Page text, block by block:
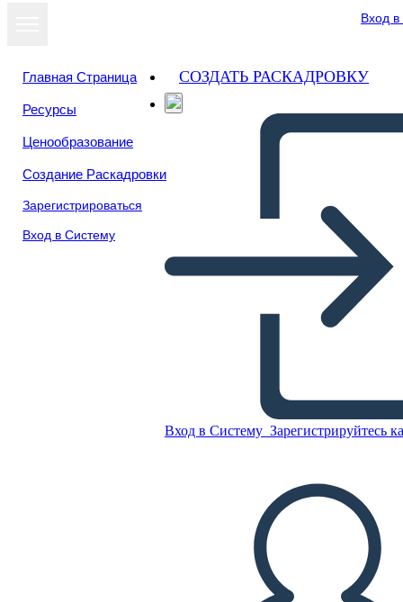
Вход
Главная Страница
Ресурсы
Ценообразование
Создание Раскадровки
Зарегистрироваться
Вход в Систему
СОЗДАТЬ РАСКАДРОВКУ
Вход в Систему Зарегистрируйтесь
comflicto de una pareja
СОЗДАТЬ РАСКАДРОВКУ
ВОСПРОИЗВЕСТИ СЛАЙД-ШОУ
ПОЧИТАЙ МНЕ
Посмотреть
как слайд-шоу